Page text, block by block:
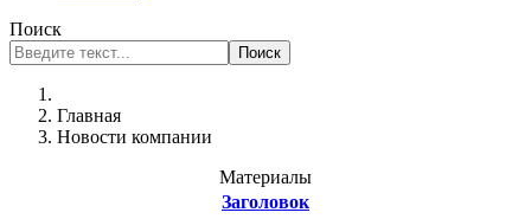
Поиск
Поиск
Главная
Новости компании
Материалы
Заголовок